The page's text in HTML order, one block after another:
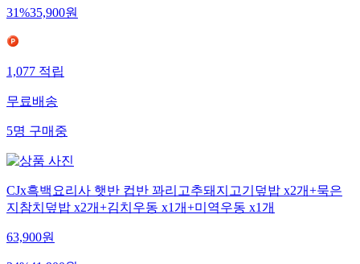
31%35,900원
1,077적립
무료배송
5명구매중
CJx흑백요리사 햇반 컵반 꽈리고추돼지고기덮밥 x2개+묵은
지참치덮밥 x2개+김치우동 x1개+미역우동 x1개
63,900원